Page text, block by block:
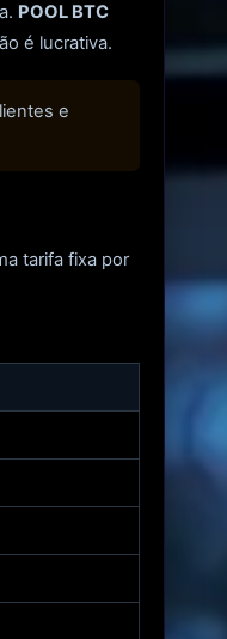
POOL BTC
é lucrativa.
e
tarifa fixa por